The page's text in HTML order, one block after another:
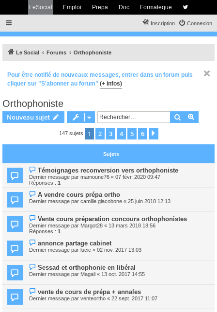
LeSocial Emploi Prepa Doc Formateque
Connexion
Inscription
Le Social Forums Orthophoniste
Pour être notifié de nouveaux messages, entrer dans un forum puis
cliquer sur "S'abonner au forum" (+ infos)
Orthophoniste
Nouveau sujet Rechercher
147 sujets 1 2 3 4 5 6
Sujets
Témoignages reconversion vers orthophoniste
Dernier message par mamoune76 « 07 févr. 2020 09:47
Réponses : 1
A vendre cours prépa ortho
Dernier message par camille.giacobone « 25 juin 2018 12:13
Vente cours préparation concours orthophonistes
Dernier message par Margot28 « 13 mars 2018 18:56
Réponses : 1
annonce partage cabinet
Dernier message par lucie « 02 nov. 2017 13:03
Sessad et orthophonie en libéral
Dernier message par Magali « 13 oct. 2017 14:55
vente de cours de prépa + annales
Dernier message par venteortho « 22 sept. 2017 11:07